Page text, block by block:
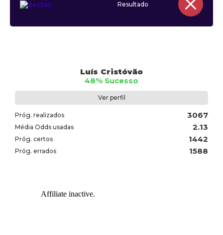
Resultado
Luís Cristóvão
48% Sucesso
Ver perfil
Próg. realizados 3067
Média Odds usadas 2.13
Próg. certos 1442
Próg. errados 1588